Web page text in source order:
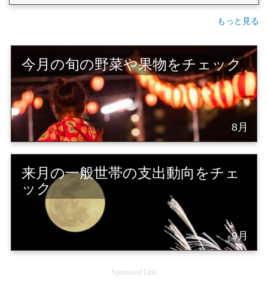
もっと見る
今月の旬の野菜や果物をチェック
8月
来月の一般世帯の支出動向をチェ
ック
9月
Sponsored Link